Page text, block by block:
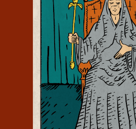
DE
De Keizerin draagt het
staat voor het
idee/project.